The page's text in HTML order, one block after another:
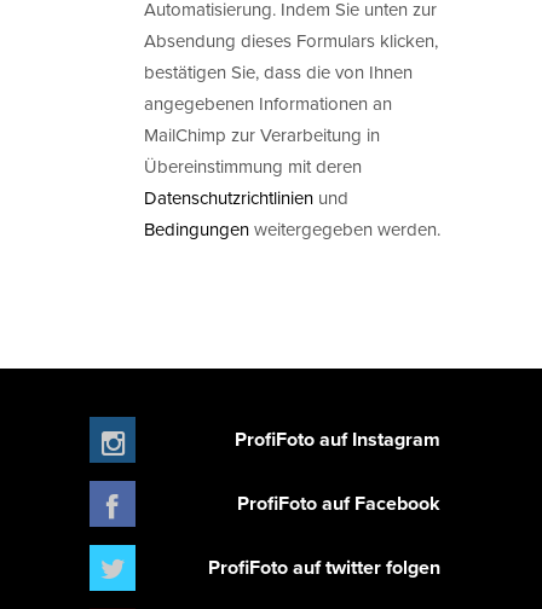
Automatisierung. Indem Sie unten zur
Absendung dieses Formulars klicken,
bestätigen Sie, dass die von Ihnen
angegebenen Informationen an
MailChimp zur Verarbeitung in
Übereinstimmung mit deren
Datenschutzrichtlinien und
Bedingungenweitergegeben werden.
ProfiFoto auf Instagram
ProfiFoto auf Facebook
ProfiFoto auf twitter folgen